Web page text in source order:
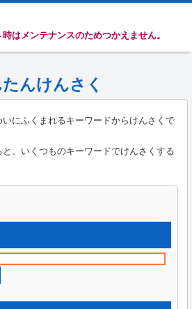
はメンテナンスのためつかえません。
んけんさく
にふくまれるキーワードからけんさくで
、いくつものキーワードでけんさくする